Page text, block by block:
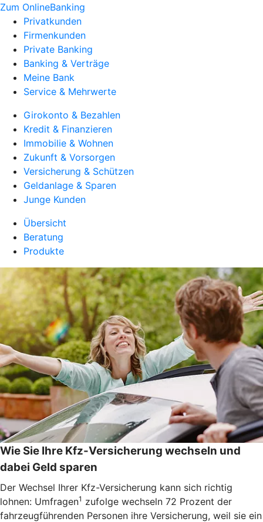
Zum OnlineBanking
Privatkunden
Firmenkunden
Private Banking
Banking & Verträge
Meine Bank
Service & Mehrwerte
Girokonto & Bezahlen
Kredit & Finanzieren
Immobilie & Wohnen
Zukunft & Vorsorgen
Versicherung & Schützen
Geldanlage & Sparen
Junge Kunden
Übersicht
Beratung
Produkte
Wie Sie Ihre Kfz-Versicherung wechseln und
dabei Geld sparen
Der Wechsel Ihrer Kfz-Versicherung kann sich richtig
lohnen: Umfragen1 zufolge wechseln 72 Prozent der
fahrzeugführenden Personen ihre Versicherung, weil sie ein